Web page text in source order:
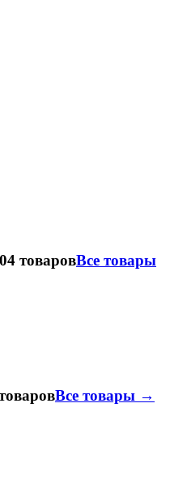
товаровВсе товары
Все товары →